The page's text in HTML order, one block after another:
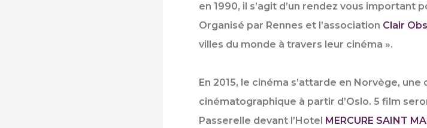
en 1990, il s’agit d’un rendez vous important
Organisé par Rennes et l’association Clair
villes du monde à travers leur cinéma ».
En 2015, le cinéma s’attarde en Norvège,
cinématographique à partir d’Oslo. 5 film
Passerelle devant l’Hotel
MERCURE SAINT